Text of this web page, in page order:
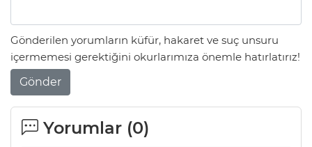
Gönderilen yorumların küfür, hakaret ve suç unsuru
içermemesi gerektiğini okurlarımıza önemle hatırlatırız!
Gönder
Yorumlar (0)